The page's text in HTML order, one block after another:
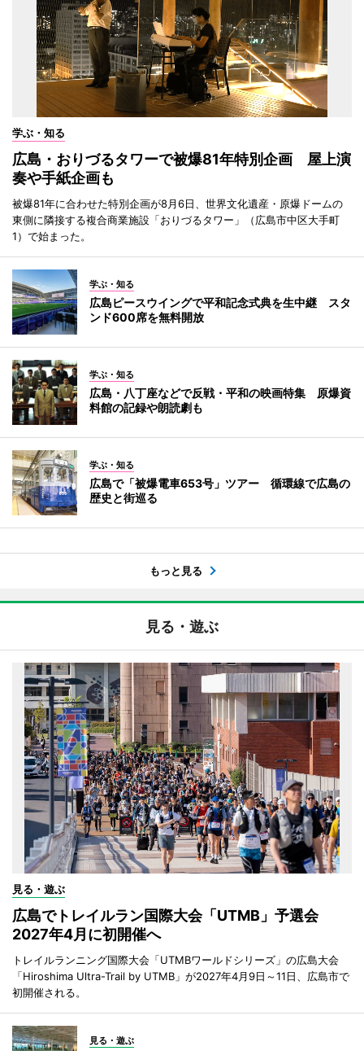
学ぶ・知る
広島・おりづるタワーで被爆81年特別企画 屋上演
奏や手紙企画も
被爆81年に合わせた特別企画が8月6日、世界文化遺産・原爆ドームの
東側に隣接する複合商業施設「おりづるタワー」（広島市中区大手町
1）で始まった。
学ぶ・知る
広島ピースウイングで平和記念式典を生中継 スタ
ンド600席を無料開放
学ぶ・知る
広島・八丁座などで反戦・平和の映画特集 原爆資
料館の記録や朗読劇も
学ぶ・知る
広島で「被爆電車653号」ツアー 循環線で広島の
歴史と街巡る
もっと見る
見る・遊ぶ
見る・遊ぶ
広島でトレイルラン国際大会「UTMB」予選会
2027年4月に初開催へ
トレイルランニング国際大会「UTMBワールドシリーズ」の広島大会
「Hiroshima Ultra-Trail by UTMB」が2027年4月9日～11日、広島市で
初開催される。
見る・遊ぶ